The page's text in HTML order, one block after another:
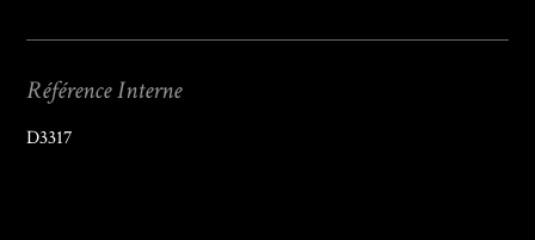
Référence Interne
D3317